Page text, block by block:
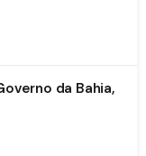
da Bahia,